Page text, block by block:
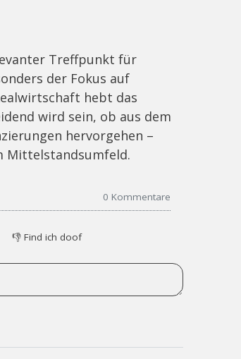
Treffpunkt für
der Fokus auf
hebt das
wird sein, ob aus dem
hervorgehen –
Mittelstandsumfeld.
0 Kommentare
👎 Find ich doof